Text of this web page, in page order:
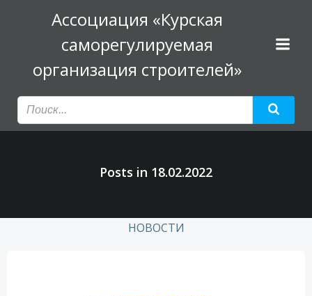
к
содержимому
Ассоциация «Курская
саморегулируемая
организация строителей»
Posts in 18.02.2022
НОВОСТИ